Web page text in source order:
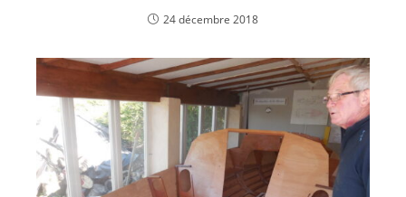
24 décembre 2018